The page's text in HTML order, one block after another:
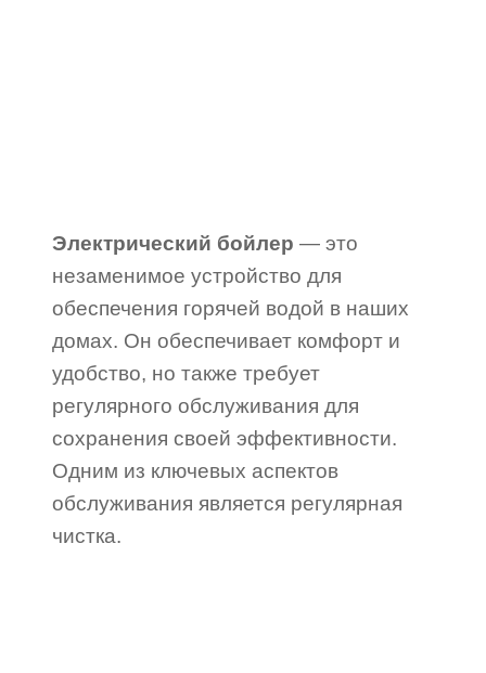
Электрический бойлер — это
незаменимое устройство для
обеспечения горячей водой в наших
домах. Он обеспечивает комфорт и
удобство, но также требует
регулярного обслуживания для
сохранения своей эффективности.
Одним из ключевых аспектов
обслуживания является регулярная
чистка.